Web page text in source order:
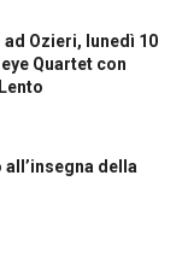
Ozieri, lunedì 10
Quartet con
della